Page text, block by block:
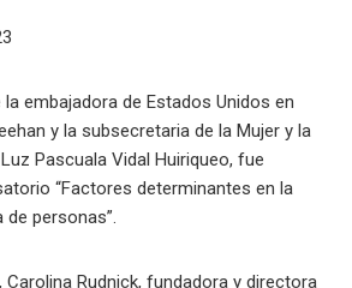
embajadora de Estados Unidos en
y la subsecretaria de la Mujer y la
Pascuala Vidal Huiriqueo, fue
“Factores determinantes en la
personas”.
Carolina Rudnick, fundadora y directora